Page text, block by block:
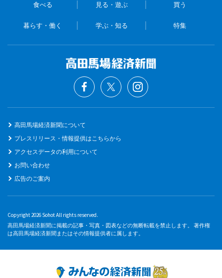
食べる 見る・遊ぶ 買う
暮らす・働く 学ぶ・知る 特集
高田馬場経済新聞について
プレスリリース・情報提供はこちらから
アクセスデータの利用について
お問い合わせ
広告のご案内
Copyright 2026 Sohot All rights reserved.
高田馬場経済新聞に掲載の記事・写真・図表などの無断転載を禁止します。 著作権
は高田馬場経済新聞またはその情報提供者に属します。